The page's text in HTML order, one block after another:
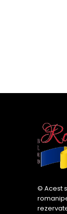
© Acest